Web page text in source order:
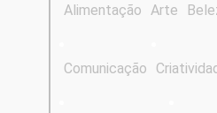
Alimentação Arte
Comunicação